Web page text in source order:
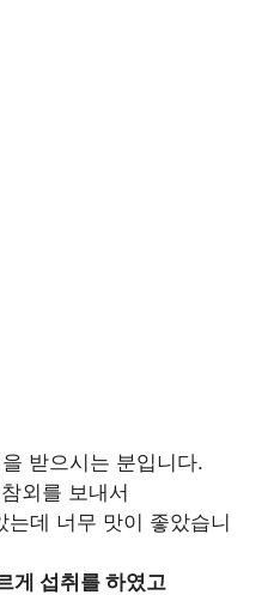
받으시는 분입니다.
외를 보내서
는데 너무 맛이 좋았습니
게 섭취를 하였고